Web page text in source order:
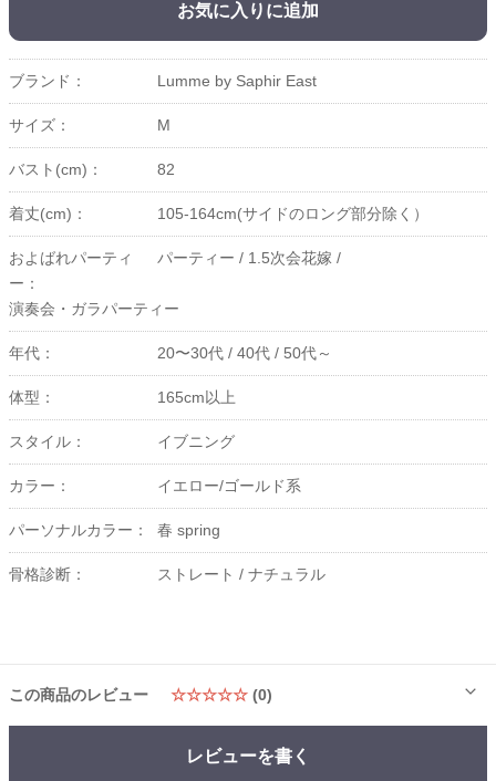
お気に入りに追加
ブランド： Lumme by Saphir East
サイズ： M
バスト(cm)： 82
着丈(cm)： 105-164cm(サイドのロング部分除く）
およばれパーティ
ー：
パーティー / 1.5次会花嫁 /
演奏会・ガラパーティー
年代： 20〜30代 / 40代 / 50代～
体型： 165cm以上
スタイル： イブニング
カラー： イエロー/ゴールド系
パーソナルカラー： 春 spring
骨格診断： ストレート / ナチュラル
この商品のレビュー ☆☆☆☆☆ (0)
レビューを書く